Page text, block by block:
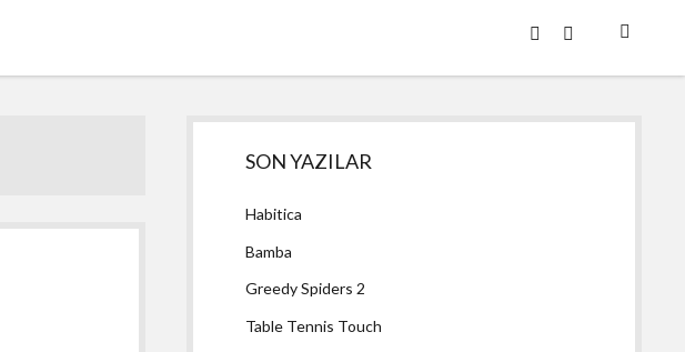
twitterfacebook
Yan
Menü
SON YAZILAR
Habitica
Bamba
Greedy Spiders 2
Table Tennis Touch